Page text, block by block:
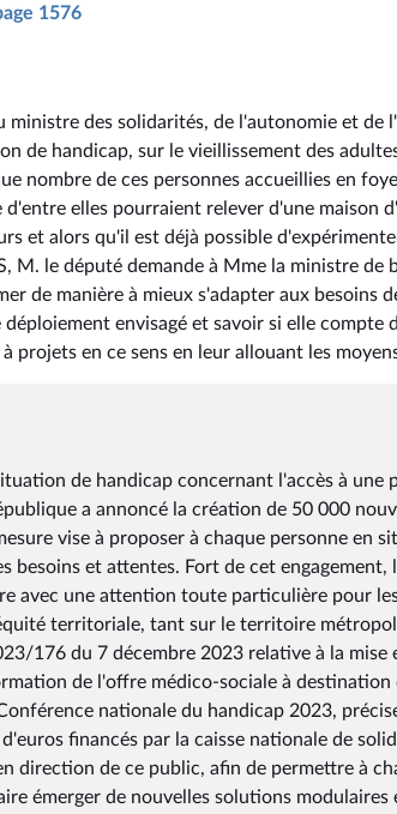
1576
des solidarités, de l'autonomie et de
de handicap, sur le vieillissement des
nombre de ces personnes accueillies en
elles pourraient relever d'une maison
et alors qu'il est déjà possible
M. le député demande à Mme la ministre de
de manière à mieux s'adapter aux besoins
envisagé et savoir si elle compte
projets en ce sens en leur allouant les
de handicap concernant l'accès à une
a annoncé la création de 50 000
vise à proposer à chaque personne en
besoins et attentes. Fort de cet engagement,
avec une attention toute particulière pour
territoriale, tant sur le territoire
176 du 7 décembre 2023 relative à la mise
de l'offre médico-sociale à destination
nationale du handicap 2023,
financés par la caisse nationale de
direction de ce public, afin de permettre à
émerger de nouvelles solutions modulaires